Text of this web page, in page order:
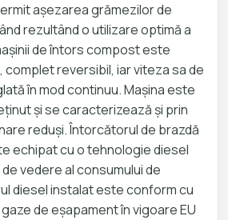
așezarea grămezilor de
rezultând o utilizare optimă a
de întors compost este
complet reversibil, iar viteza sa de
în mod continuu. Mașina este
și se caracterizează și prin
reduși.Întorcătorul de brazdă
echipat cu o tehnologie diesel
vedere al consumului de
diesel instalat este conform cu
de eșapament în vigoare EU